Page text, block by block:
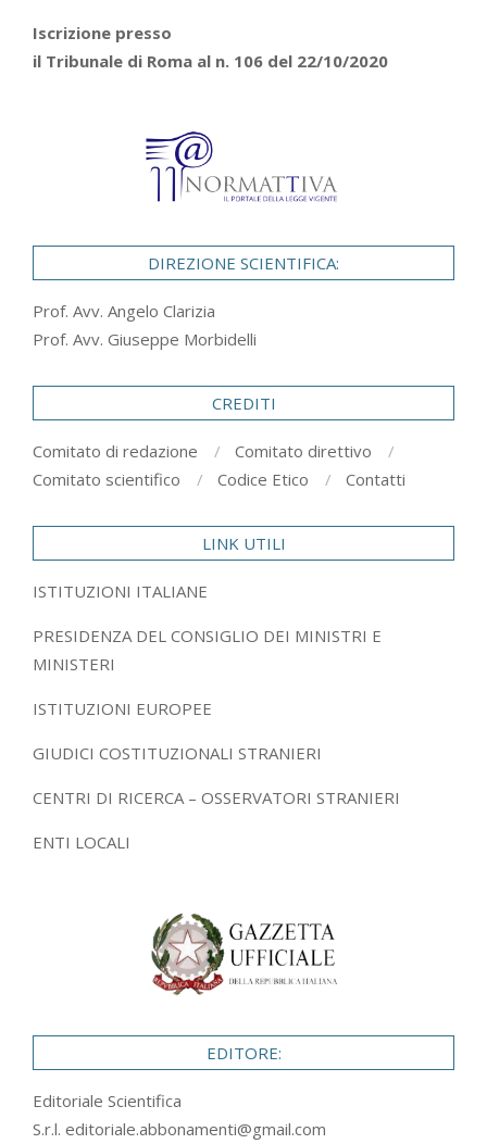
Iscrizione presso
il Tribunale di Roma al n. 106 del 22/10/2020
DIREZIONE SCIENTIFICA:
Prof. Avv. Angelo Clarizia
Prof. Avv. Giuseppe Morbidelli
CREDITI
Comitato di redazione
Comitato direttivo
Comitato scientifico
Codice Etico Contatti
LINK UTILI
ISTITUZIONI ITALIANE
PRESIDENZA DEL CONSIGLIO DEI MINISTRI E
MINISTERI
ISTITUZIONI EUROPEE
GIUDICI COSTITUZIONALI STRANIERI
CENTRI DI RICERCA – OSSERVATORI STRANIERI
ENTI LOCALI
EDITORE:
Editoriale Scientifica
S.r.l. editoriale.abbonamenti@gmail.com